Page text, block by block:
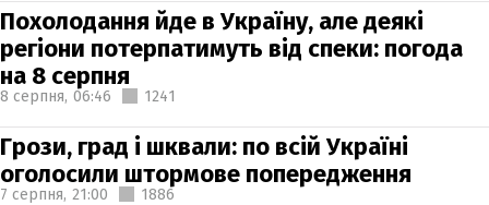
Похолодання йде в Україну, але деякі
регіони потерпатимуть від спеки: погода
на 8 серпня
8 серпня, 06:46 1241
Грози, град і шквали: по всій Україні
оголосили штормове попередження
7 серпня, 21:00 1886